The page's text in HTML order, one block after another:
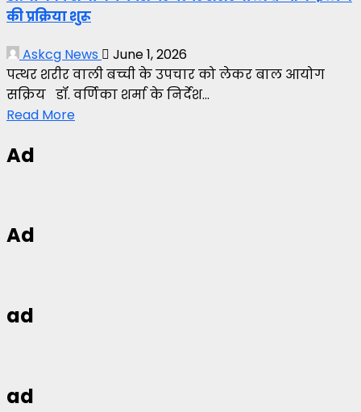
की प्रक्रिया शुरू
Askcg News
June 1, 2026
पत्थर शरीर वाली बच्ची के उपचार को लेकर बाल आयोग
सक्रिय डॉ. वर्णिका शर्मा के निर्देश...
Read More
Ad
Ad
ad
ad